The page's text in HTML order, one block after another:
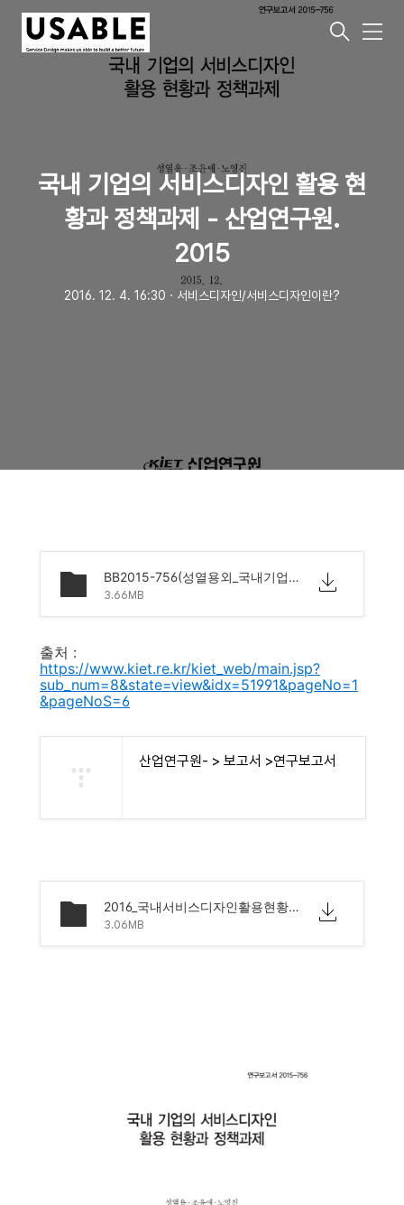
메
국내 기업의 서비스디자인 활용 현
황과 정책과제 - 산업연구원.
2015
2016. 12. 4. 16:30 ㆍ 서비스디자인/서비스디자인이란?
BB2015-756(성열용외_국내기업의서비스디자인활용현황과정책과제).pdf
3.66MB
출처 :
https://www.kiet.re.kr/kiet_web/main.jsp?
sub_num=8&state=view&idx=51991&pageNo=1
&pageNoS=6
산업연구원- > 보고서 >연구보고서
2016_국내서비스디자인활용현황및시사점_산업포커스.pdf
3.06MB